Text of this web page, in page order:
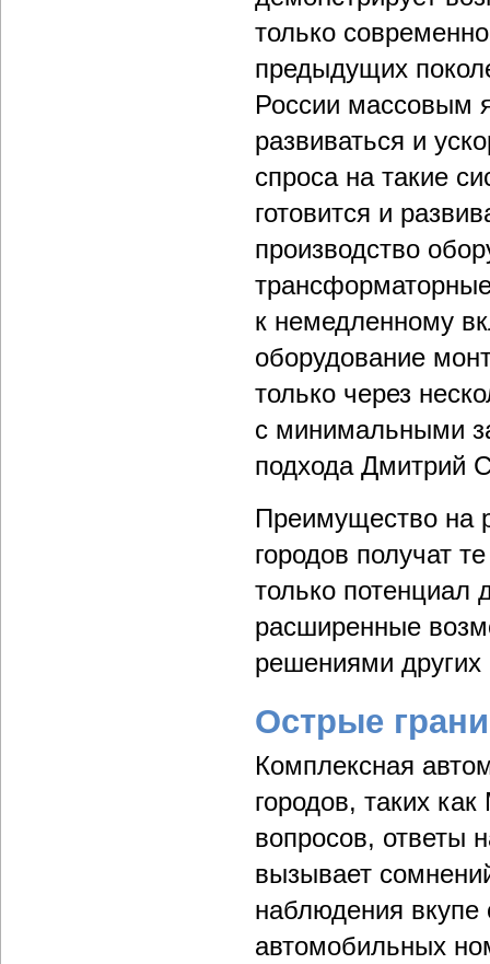
только
предыдущих
России массовым
развиваться и
спроса на такие
готовится и
производство
к немедленному
оборудование
только через
с минимальными
подхода Дмитрий
Преимущество на
городов получат
только потенциал
расширенные
решениями других
Острые
Комплексная
городов, таких
вопросов, ответы
вызывает
наблюдения вкупе
автомобильных